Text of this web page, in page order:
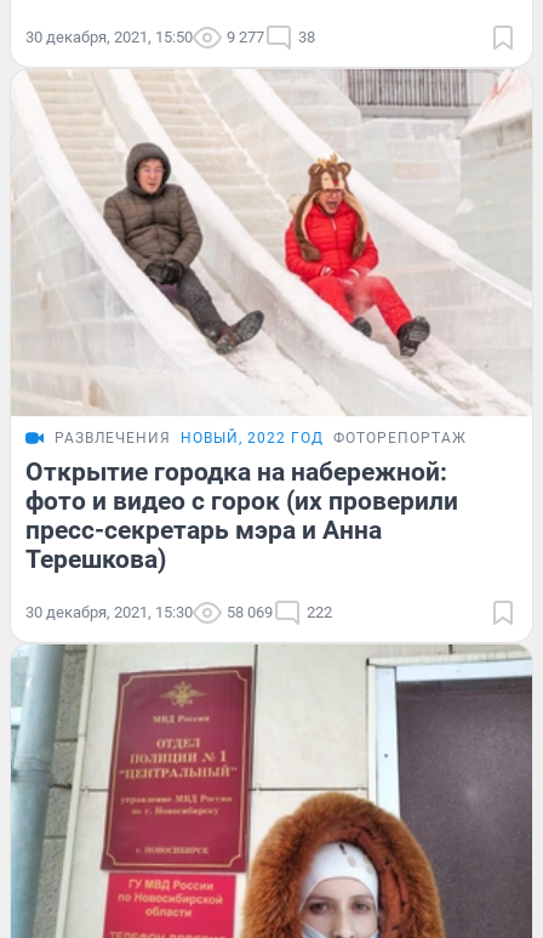
30 декабря, 2021, 15:50 9 277 38
РАЗВЛЕЧЕНИЯ НОВЫЙ, 2022 ГОД ФОТОРЕПОРТАЖ
Открытие городка на набережной:
фото и видео с горок (их проверили
пресс-секретарь мэра и Анна
Терешкова)
30 декабря, 2021, 15:30 58 069 222